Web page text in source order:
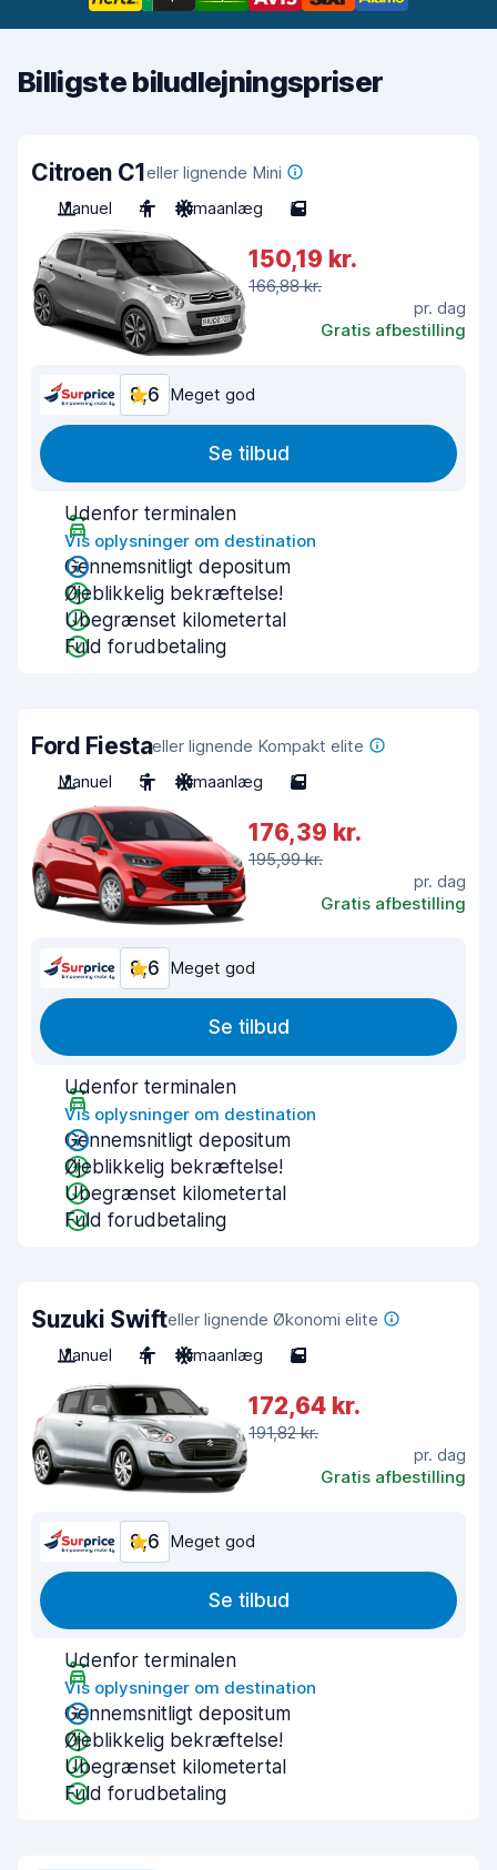
Billigste biludlejningspriser
Citroen C1eller lignende Mini
Manuel
4 Klimaanlæg 5
150,19 kr.
166,88 kr.
pr. dag
Gratis afbestilling
8,6 Meget god
Se tilbud
Udenfor terminalen
Vis oplysninger om destination
Gennemsnitligt depositum
Øjeblikkelig bekræftelse!
Ubegrænset kilometertal
Fuld forudbetaling
Ford Fiestaeller lignende Kompakt elite
Manuel
5 Klimaanlæg 5
176,39 kr.
195,99 kr.
pr. dag
Gratis afbestilling
8,6 Meget god
Se tilbud
Udenfor terminalen
Vis oplysninger om destination
Gennemsnitligt depositum
Øjeblikkelig bekræftelse!
Ubegrænset kilometertal
Fuld forudbetaling
Suzuki Swifteller lignende Økonomi elite
Manuel
4 Klimaanlæg 5
172,64 kr.
191,82 kr.
pr. dag
Gratis afbestilling
8,6 Meget god
Se tilbud
Udenfor terminalen
Vis oplysninger om destination
Gennemsnitligt depositum
Øjeblikkelig bekræftelse!
Ubegrænset kilometertal
Fuld forudbetaling